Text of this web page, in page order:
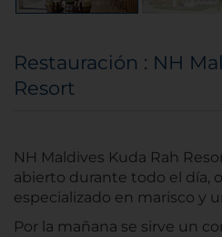
Restauración : NH
Resort
NH Maldives Kuda Rah
abierto durante todo el día,
especializado en marisco y
Por la mañana se sirve un